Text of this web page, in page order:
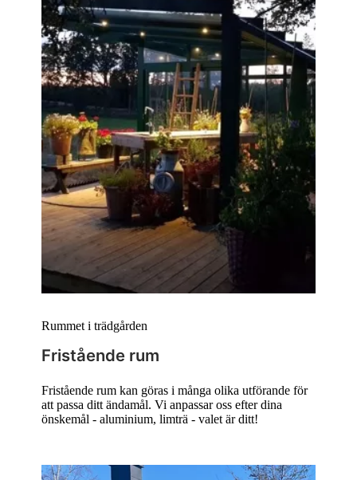
Rummet i trädgården
Fristående rum
Fristående rum kan göras i många olika utförande för
att passa ditt ändamål. Vi anpassar oss efter dina
önskemål - aluminium, limträ - valet är ditt!